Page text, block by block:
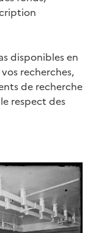
disponibles en
recherches,
de recherche
respect des